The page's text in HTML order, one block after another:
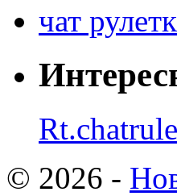
чат
© 2026 -